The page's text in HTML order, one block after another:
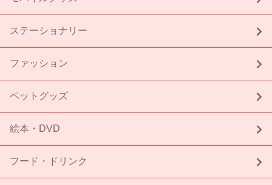
ステーショナリー
ファッション
ペットグッズ
絵本・DVD
フード・ドリンク